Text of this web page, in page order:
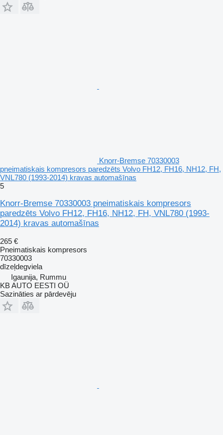
Knorr-Bremse 70330003
pneimatiskais kompresors paredzēts Volvo FH12, FH16, NH12, FH,
VNL780 (1993-2014) kravas automašīnas
5
Knorr-Bremse 70330003 pneimatiskais kompresors
paredzēts Volvo FH12, FH16, NH12, FH, VNL780 (1993-
2014) kravas automašīnas
265 €
Pneimatiskais kompresors
70330003
dīzeļdegviela
Igaunija, Rummu
KB AUTO EESTI OÜ
Sazināties ar pārdevēju